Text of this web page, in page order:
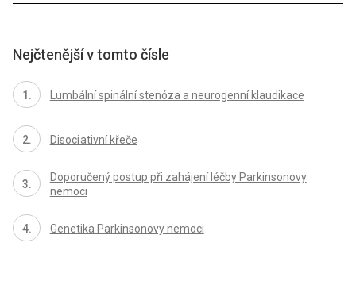
Nejčtenější v tomto čísle
Lumbální spinální stenóza a neurogenní klaudikace
Disoci ativní křeče
Doporučený postup při zahájení léčby Parkinsonovy
nemoci
Genetika Parkinsonovy nemoci